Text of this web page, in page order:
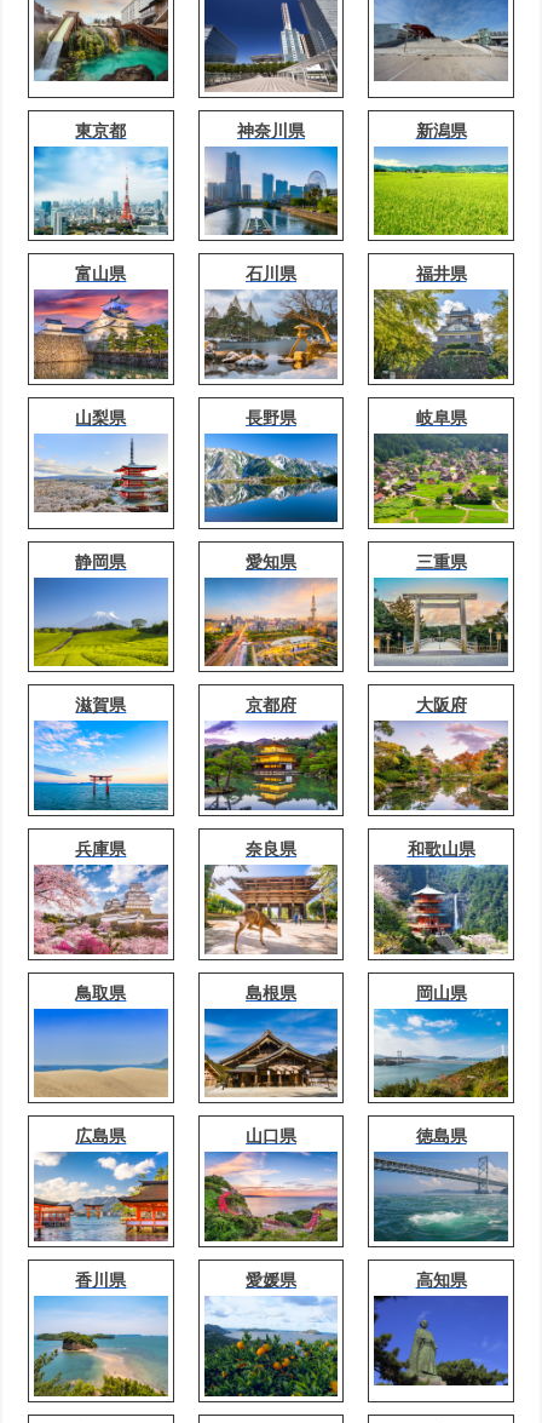
東京都 神奈川県 新潟県
富山県 石川県 福井県
山梨県 長野県 岐阜県
静岡県 愛知県 三重県
滋賀県 京都府 大阪府
兵庫県 奈良県 和歌山県
鳥取県 島根県 岡山県
広島県 山口県 徳島県
香川県 愛媛県 高知県